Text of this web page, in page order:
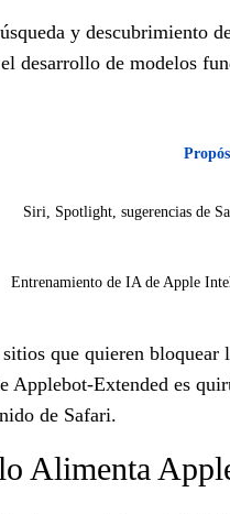
y descubrimiento
de modelos
Siri, Spotlight, sugerencias de
Entrenamiento de IA de Apple
que quieren
Applebot-Extended es
de Safari.
Alimenta